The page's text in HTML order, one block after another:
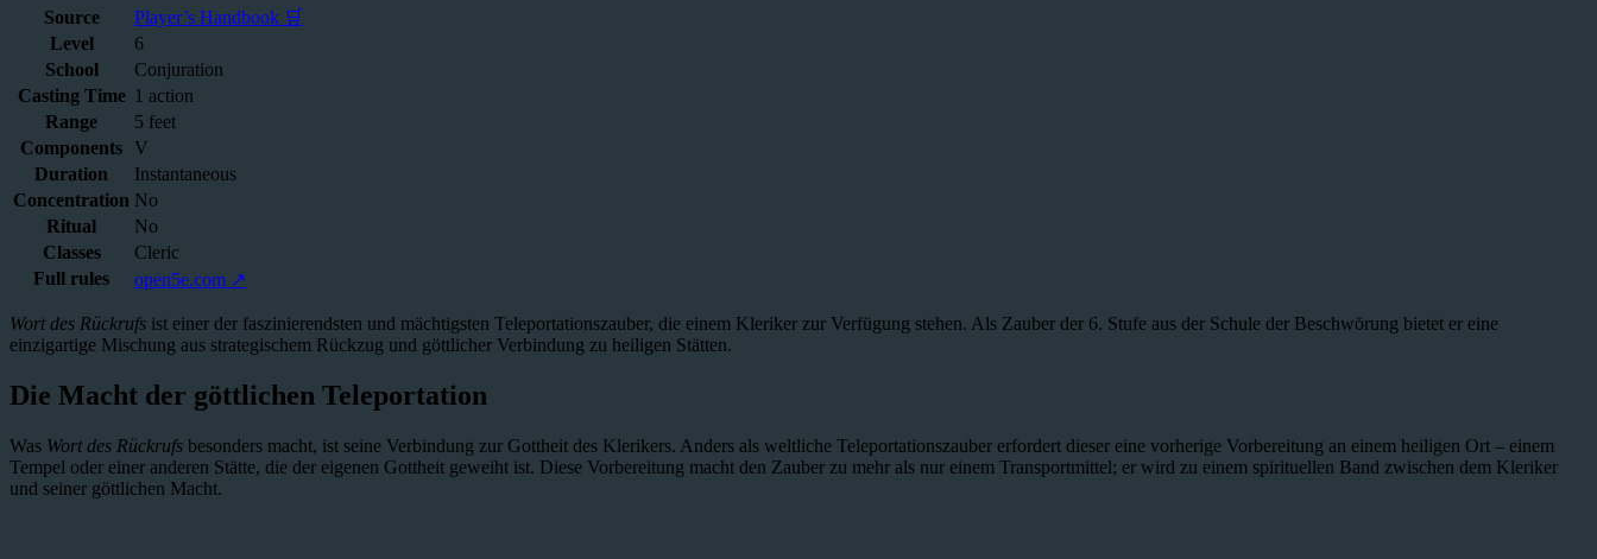
Source
Player’s Handbook 🛒
Level
6
School
Conjuration
Casting Time 1 action
Range
5 feet
Components V
Duration
Instantaneous
Concentration No
Ritual
No
Classes
Cleric
Full rules
open5e.com ↗
Wort des Rückrufs ist einer der faszinierendsten und mächtigsten Teleportationszauber, die einem Kleriker zur Verfügung stehen. Als Zauber der 6. Stufe aus der Schule der Beschwörung bietet er eine
einzigartige Mischung aus strategischem Rückzug und göttlicher Verbindung zu heiligen Stätten.
Die Macht der göttlichen Teleportation
Was Wort des Rückrufs besonders macht, ist seine Verbindung zur Gottheit des Klerikers. Anders als weltliche Teleportationszauber erfordert dieser eine vorherige Vorbereitung an einem heiligen Ort – einem
Tempel oder einer anderen Stätte, die der eigenen Gottheit geweiht ist. Diese Vorbereitung macht den Zauber zu mehr als nur einem Transportmittel; er wird zu einem spirituellen Band zwischen dem Kleriker
und seiner göttlichen Macht.